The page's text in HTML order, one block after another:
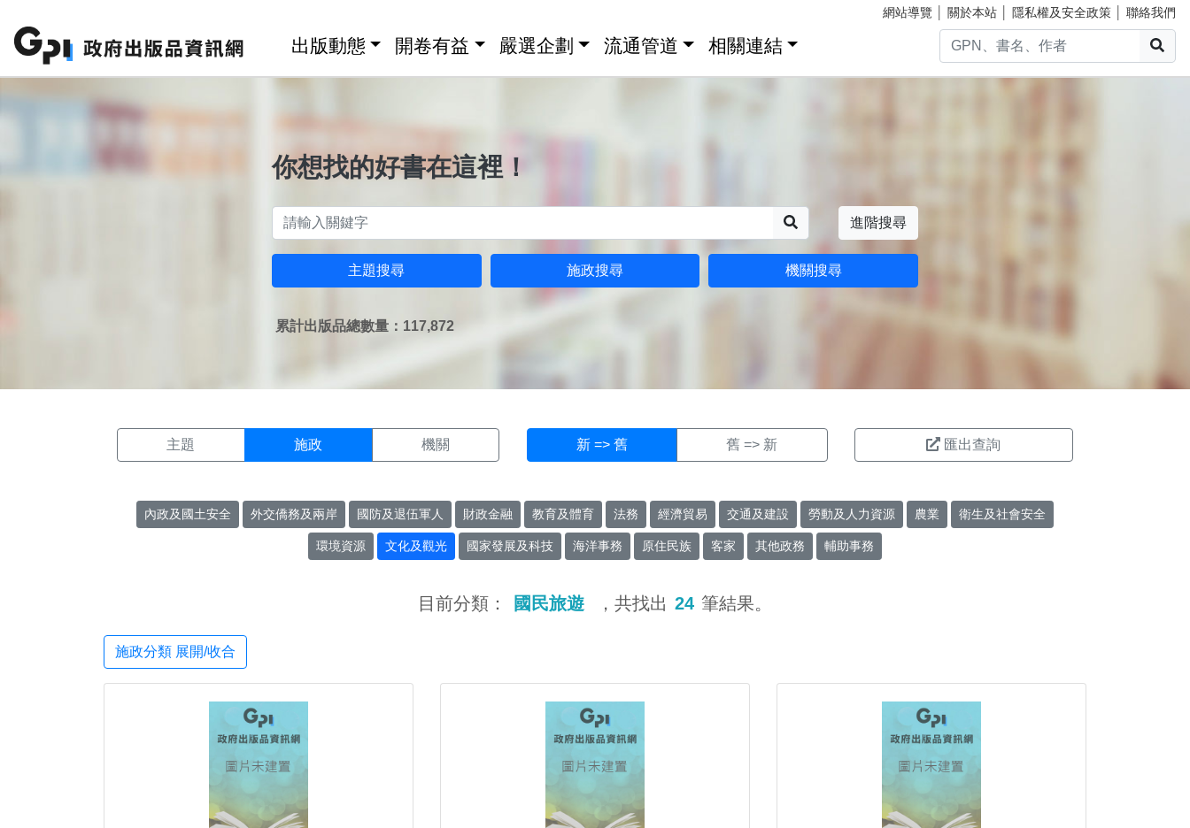
網站導覽 關於本站 隱私權及安全政策 聯絡我們
出版動態 開卷有益 嚴選企劃 流通管道 相關連結
你想找的好書在這裡！
進階搜尋
主題搜尋 施政搜尋 機關搜尋
累計出版品總數量：117,872
主題 施政 機關 新 => 舊 舊 => 新 匯出查詢
內政及國土安全 外交僑務及兩岸 國防及退伍軍人 財政金融 教育及體育 法務 經濟貿易 交通及建設 勞動及人力資源 農業 衛生及社會安全
環境資源 文化及觀光 國家發展及科技 海洋事務 原住民族 客家 其他政務 輔助事務
目前分類： 國民旅遊 ，共找出 24 筆結果。
施政分類 展開/收合